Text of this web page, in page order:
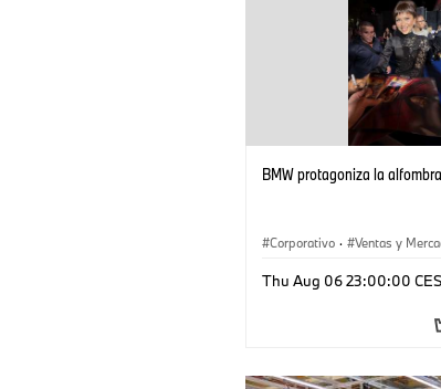
BMW protagoniza la
Corporativo · Ventas y
Thu Aug 06 23:00:00